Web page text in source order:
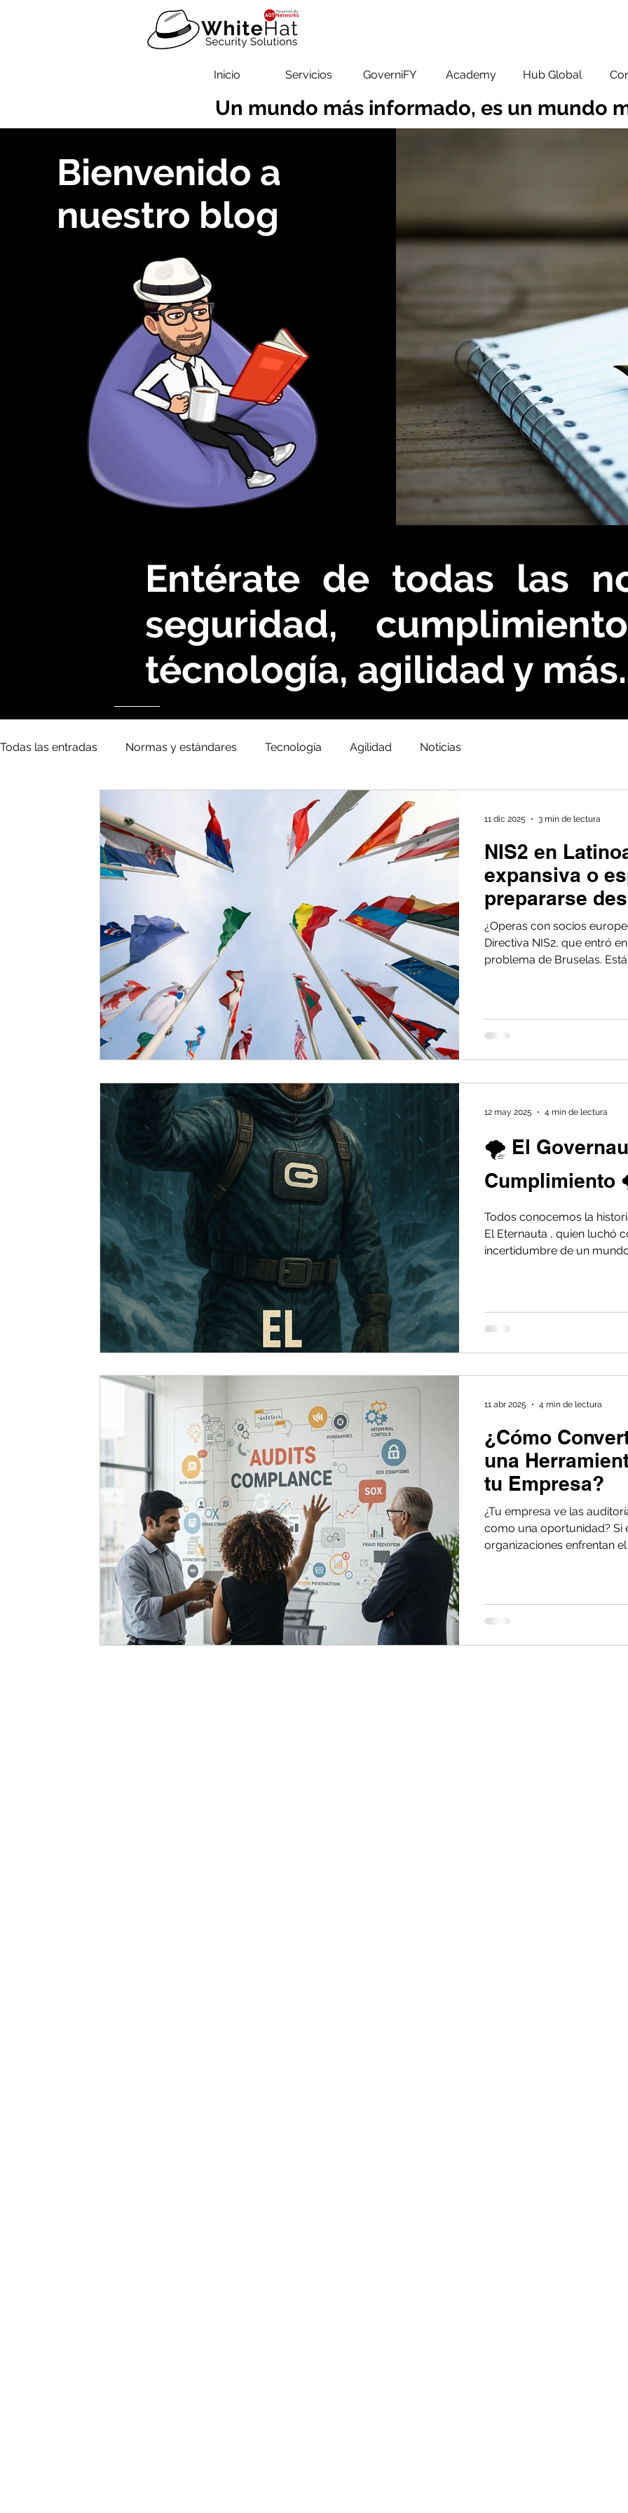
Inicio Servicios GoverniFY Academy Hub Global
Un mundo más informado, es un mundo
Bienvenido a
nuestro blog
Entérate de todas las
seguridad,
técnología, agilidad y más.
Todas las entradas Normas y estándares Tecnología Agilidad Noticias
NIS2 en
expansiva o
prepararse
¿Operas con socios
Directiva NIS2, que entró
problema de Bruselas.
región y te damos una
11 dic 2025 3 min de lectura
🌪️ El
Cumplimiento
Todos conocemos la
El Eternauta , quien luchó
incertidumbre de un
12 may 2025 4 min de lectura
¿Cómo
una
tu Empresa?
¿Tu empresa ve las
como una oportunidad? Si
organizaciones enfrentan
potencia la eficiencia,
eleva la credibili
11 abr 2025 4 min de lectura